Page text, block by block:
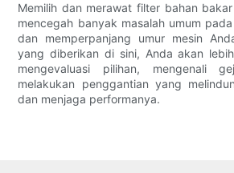
Memilih dan merawat filter bahan
mencegah banyak masalah umum
dan memperpanjang umur mesin
yang diberikan di sini, Anda akan
mengevaluasi pilihan, mengenali
melakukan penggantian yang
dan menjaga performanya.